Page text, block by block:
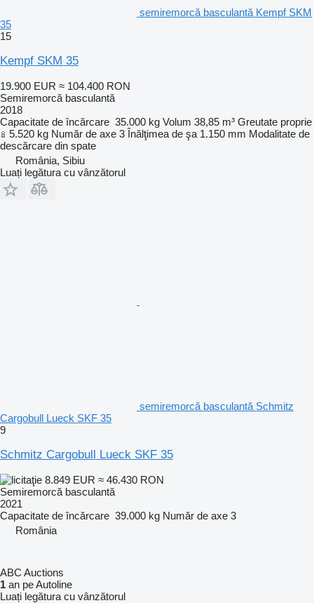
semiremorcă basculantă Kempf SKM
35
15
Kempf SKM 35
19.900 EUR ≈ 104.400 RON
Semiremorcă basculantă
2018
Capacitate de încărcare 35.000 kg Volum 38,85 m³ Greutate proprie
5.520 kg Număr de axe 3 Înălţimea de şa 1.150 mm Modalitate de
descărcare din spate
România, Sibiu
Luați legătura cu vânzătorul
semiremorcă basculantă Schmitz
Cargobull Lueck SKF 35
9
Schmitz Cargobull Lueck SKF 35
8.849 EUR ≈ 46.430 RON
Semiremorcă basculantă
2021
Capacitate de încărcare 39.000 kg Număr de axe 3
România
ABC Auctions
1 an pe Autoline
Luați legătura cu vânzătorul